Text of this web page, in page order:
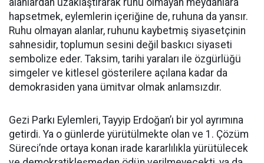
alanlardan uzaklaştırarak ruhu olmayan meydanlara
hapsetmek, eylemlerin içeriğine de, ruhuna da yansır.
Ruhu olmayan alanlar, ruhunu kaybetmiş siyasetçinin
sahnesidir, toplumun sesini değil baskıcı siyaseti
sembolize eder. Taksim, tarihi yaraları ile özgürlüğü
simgeler ve kitlesel gösterilere açılana kadar da
demokrasiden yana ümitvar olmak anlamsızdır.
Gezi Parkı Eylemleri, Tayyip Erdoğan’ı bir yol ayrımına
getirdi. Ya o günlerde yürütülmekte olan ve 1. Çözüm
Süreci’nde ortaya konan irade kararlılıkla yürütülecek